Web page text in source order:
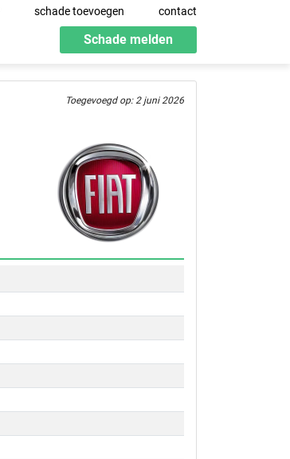
schade toevoegen contact
Schade melden
Toegevoegd op: 2 juni 2026